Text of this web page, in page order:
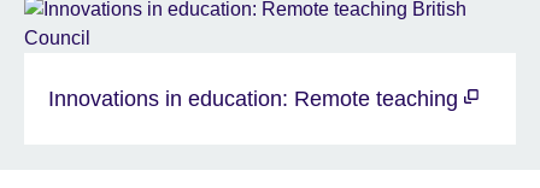
Innovations in education: Remote teaching